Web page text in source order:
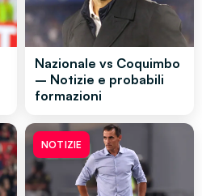
Nazionale vs Coquimbo
– Notizie e probabili
formazioni
NOTIZIE